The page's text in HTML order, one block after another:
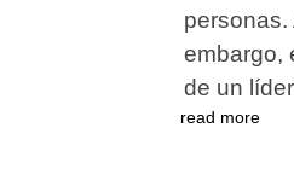
personas.
embargo,
de un
read more